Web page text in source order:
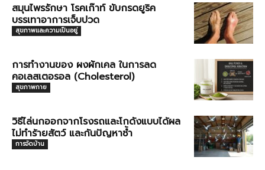
สมุนไพรรักษา โรคเก๊าท์ ขับกรดยูริค
บรรเทาอาการเจ็บปวด
สุขภาพและความเป็นอยู่
การทำงานของ ผงผักเคล ในการลด
คอเลสเตอรอล (Cholesterol)
สุขภาพกาย
วิธีไล่นกออกจากโรงรถและโกดังแบบได้ผล
ไม่ทำร้ายสัตว์ และกันปัญหาซ้ำ
การจัดบ้าน